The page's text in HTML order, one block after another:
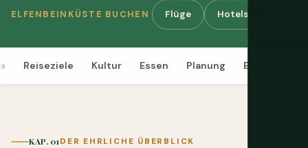
ELFENBEINKÜSTE BUCHEN Flüge Hotels
Reiseziele Kultur Essen Planung Budget
KAP. 01DER EHRLICHE ÜBERBLICK